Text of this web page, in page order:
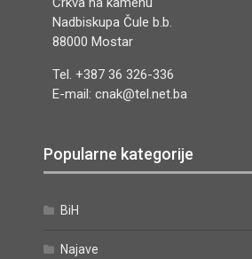
Nadbiskupa Čule b.b.
88000 Mostar
Tel. +387 36 326-336
E-mail: cnak@tel.net.ba
Popularne kategorije
BiH
Najave